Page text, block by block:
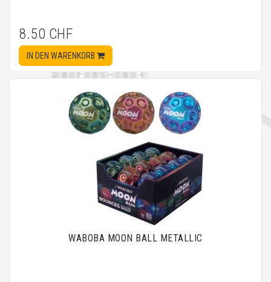
8.50 CHF
IN DEN WARENKORB
WABOBA MOON BALL METALLIC